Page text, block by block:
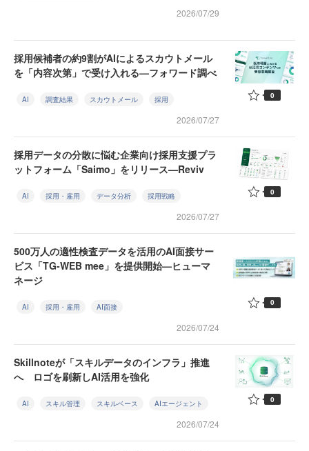
2026/07/29
採用候補者の約9割がAIによるスカウトメール
を「内容次第」で受け入れる—フォワード調べ
AI 調査結果 スカウトメール 採用
2026/07/27
0
採用データの分散に悩む企業向け採用支援プラ
ットフォーム「Saimo」をリリース—Reviv
AI 採用・雇用 データ分析 採用戦略
2026/07/27
0
500万人の適性検査データを活用のAI面接サー
ビス「TG-WEB mee」を提供開始—ヒューマ
ネージ
AI 採用・雇用 AI面接
2026/07/24
0
Skillnoteが「スキルデータのインフラ」推進
へ ロゴを刷新しAI活用を強化
AI スキル管理 スキルベース AIエージェント
2026/07/24
0